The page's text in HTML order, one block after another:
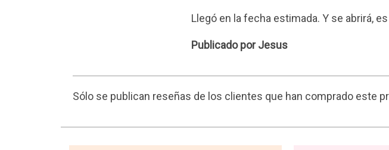
Llegó en la fecha estimada. Y se abrirá,
Jesus
Publicado por Jesus
Sólo se publican reseñas de los clientes que han comprado este